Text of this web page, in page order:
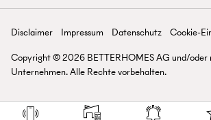
St. Gallen
Zürichsee
Disclaimer Impressum Datenschutz
Cookie-
Copyright ©2026 BETTERHOMES AG und/
Unternehmen. Alle Rechte vorbehalten.